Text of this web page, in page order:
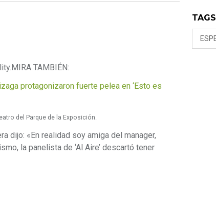
MIRA TAMBIÉN:
protagonizaron fuerte pelea en ‘Esto es
del Parque de la Exposición.
dijo: «En realidad soy amiga del manager,
la panelista de ‘Al Aire’ descartó tener
TAGS